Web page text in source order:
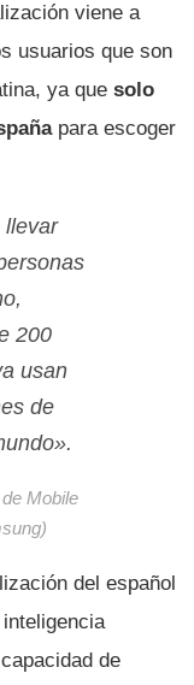
viene a
usuarios que son
ya que solo
para escoger
llevar
200
usan
de
.
Mobile
del español
de